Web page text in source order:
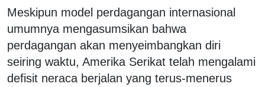
Meskipun model perdagangan internasional
umumnya mengasumsikan bahwa
perdagangan akan menyeimbangkan diri
seiring waktu, Amerika Serikat telah mengalami
defisit neraca berjalan yang terus-menerus